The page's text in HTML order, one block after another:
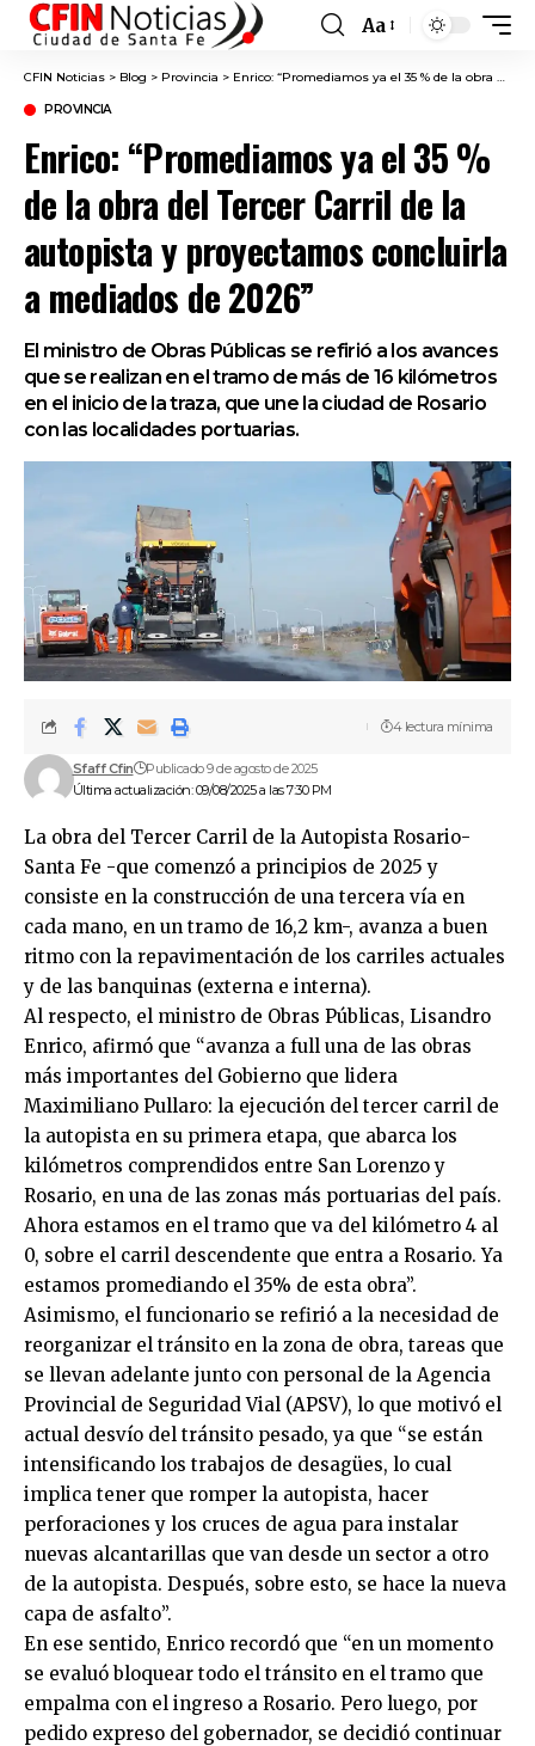
Font
Resizer
Aa
CFIN Noticias > Blog > Provincia > Enrico: “Promediamos ya el 35 % de la obra del Tercer Carril de la autopista y proyectamos concluirla a mediados de 2026”
PROVINCIA
Enrico: “Promediamos ya el 35 %
de la obra del Tercer Carril de la
autopista y proyectamos concluirla
a mediados de 2026”
El ministro de Obras Públicas se refirió a los avances
que se realizan en el tramo de más de 16 kilómetros
en el inicio de la traza, que une la ciudad de Rosario
con las localidades portuarias.
Última actualización: 09/08/2025 a las 7:30 PM
Sfaff Cfin Publicado 9 de agosto de 2025
4 lectura mínima
La obra del Tercer Carril de la Autopista Rosario-
Santa Fe -que comenzó a principios de 2025 y
consiste en la construcción de una tercera vía en
cada mano, en un tramo de 16,2 km-, avanza a buen
ritmo con la repavimentación de los carriles actuales
y de las banquinas (externa e interna).
Al respecto, el ministro de Obras Públicas, Lisandro
Enrico, afirmó que “avanza a full una de las obras
más importantes del Gobierno que lidera
Maximiliano Pullaro: la ejecución del tercer carril de
la autopista en su primera etapa, que abarca los
kilómetros comprendidos entre San Lorenzo y
Rosario, en una de las zonas más portuarias del país.
Ahora estamos en el tramo que va del kilómetro 4 al
0, sobre el carril descendente que entra a Rosario. Ya
estamos promediando el 35% de esta obra”.
Asimismo, el funcionario se refirió a la necesidad de
reorganizar el tránsito en la zona de obra, tareas que
se llevan adelante junto con personal de la Agencia
Provincial de Seguridad Vial (APSV), lo que motivó el
actual desvío del tránsito pesado, ya que “se están
intensificando los trabajos de desagües, lo cual
implica tener que romper la autopista, hacer
perforaciones y los cruces de agua para instalar
nuevas alcantarillas que van desde un sector a otro
de la autopista. Después, sobre esto, se hace la nueva
capa de asfalto”.
En ese sentido, Enrico recordó que “en un momento
se evaluó bloquear todo el tránsito en el tramo que
empalma con el ingreso a Rosario. Pero luego, por
pedido expreso del gobernador, se decidió continuar